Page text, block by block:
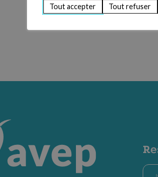
Nom
Tout accepter Tout refuser